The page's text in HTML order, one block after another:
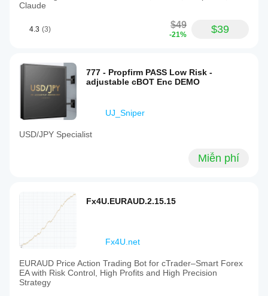
Claude
4.3 (3) $49
-21% $39
777 - Propfirm PASS Low Risk -
adjustable cBOT Enc DEMO
UJ_Sniper
USD/JPY Specialist
Miễn phí
Fx4U.EURAUD.2.15.15
Fx4U.net
EURAUD Price Action Trading Bot for cTrader–Smart Forex
EA with Risk Control, High Profits and High Precision
Strategy